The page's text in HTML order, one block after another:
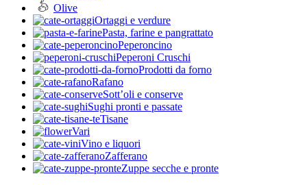
Olive
Ortaggi e verdure
Pasta, farine e pangrattato
Peperoncino
Peperoni Cruschi
Prodotti da forno
Rafano
Sott’oli e conserve
Sughi pronti e passate
Tisane
Vari
Vino e liquori
Zafferano
Zuppe secche e pronte